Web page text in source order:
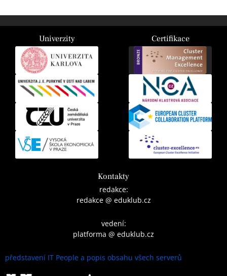
Univerzity Certifikace
Kontakty
redakce:
redakce @ eduklub.cz
vedení:
platforma @ eduklub.cz
představení IT People a popis obsahu všech serverů